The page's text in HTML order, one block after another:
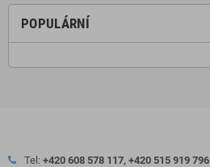
POPULÁRNÍ
Tel: +420 608 578 117, +420 515 919 796